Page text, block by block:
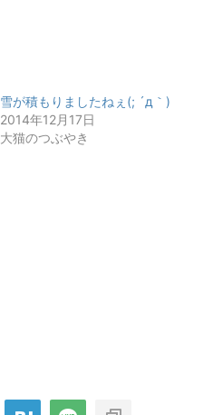
雪が積もりましたねぇ(; ´д｀)
2014年12月17日
大猫のつぶやき